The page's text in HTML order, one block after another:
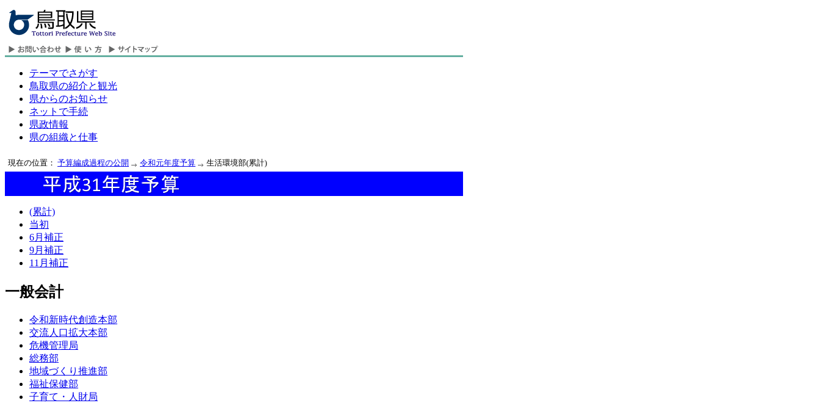
テーマでさがす
鳥取県の紹介と観光
県からのお知らせ
ネットで手続
県政情報
県の組織と仕事
現在の位置： 予算編成過程の公開 令和元年度予算 生活環境部(累計)
(累計)
当初
6月補正
9月補正
11月補正
一般会計
令和新時代創造本部
交流人口拡大本部
危機管理局
総務部
地域づくり推進部
福祉保健部
子育て・人財局